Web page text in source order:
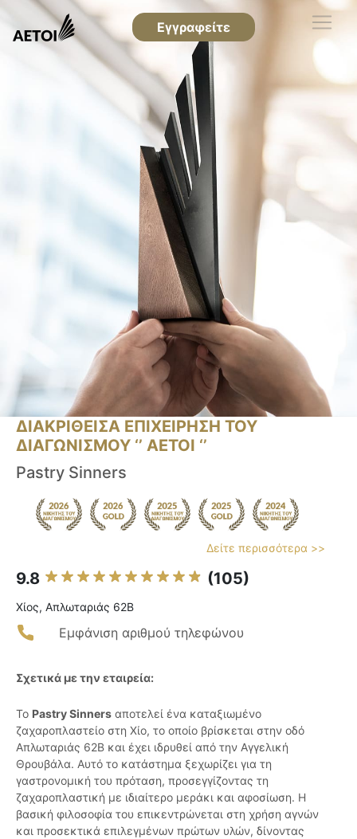
Εγγραφείτε
ΔΙΑΚΡΙΘΕΙΣΑ ΕΠΙΧΕΙΡΗΣΗ ΤΟΥ
ΔΙΑΓΩΝΙΣΜΟΥ ‘’ ΑΕΤΟΙ ‘’
Pastry Sinners
Δείτε περισσότερα >>
9.8 (105)
Χίος, Απλωταριάς 62Β
Εμφάνιση αριθμού τηλεφώνου
Σχετικά με την εταιρεία:
Το Pastry Sinners αποτελεί ένα καταξιωμένο
ζαχαροπλαστείο στη Χίο, το οποίο βρίσκεται στην οδό
Απλωταριάς 62Β και έχει ιδρυθεί από την Αγγελική
Θρουβάλα. Αυτό το κατάστημα ξεχωρίζει για τη
γαστρονομική του πρόταση, προσεγγίζοντας τη
ζαχαροπλαστική με ιδιαίτερο μεράκι και αφοσίωση. Η
βασική φιλοσοφία του επικεντρώνεται στη χρήση αγνών
και προσεκτικά επιλεγμένων πρώτων υλών, δίνοντας